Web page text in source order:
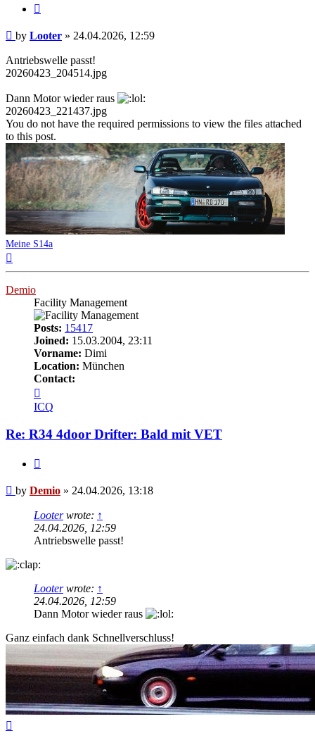
Post
by Looter » 24.04.2026, 12:59
Antriebswelle passt!
20260423_204514.jpg
Dann Motor wieder raus
20260423_221437.jpg
You do not have the required permissions to view the files attached
to this post.
Meine S14a
Demio
Facility Management
Posts: 15417
Joined: 15.03.2004, 23:11
Vorname: Dimi
Location: München
Contact:
Demio
ICQ
Re: R34 4door Drifter: Bald mit VET
Post
by Demio » 24.04.2026, 13:18
Looterwrote: ↑
24.04.2026, 12:59
Antriebswelle passt!
Looterwrote: ↑
24.04.2026, 12:59
Dann Motor wieder raus
Ganz einfach dank Schnellverschluss!